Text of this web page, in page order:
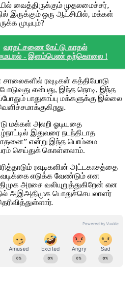
வைத்திருக்கும் முதலமைச்சர்,
இருக்கும் ஒரு ஆட்சியில், மக்கள்
முடியும்?
வரதட்சணை கேட்டு காதல்
- இளம்பெண் தற்கொலை !
ரவுடிகள் கத்தியோடு
என்பது, இந்த நொடி, இந்த
பாதுகாப்பு மக்களுக்கு இல்லை
மக்கள் அலறி ஓடியதை
இதுவரை நடந்திடாத
என்று இந்த பொம்மை
செய்துக் கொள்ளலாம்.
ரவுடிகளின் அட்டகாசத்தை
எடுக்க வேண்டும் என
அரசை வலியுறுத்துகிறேன் என
அஇஅதிமுக பொதுச்செயலாளர்
.